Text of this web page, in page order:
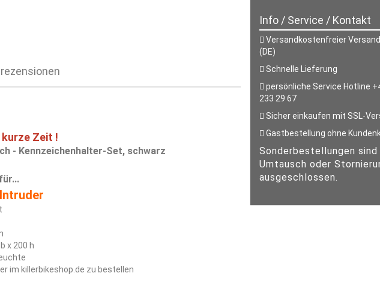
Info / Service / Kontakt
Versandkostenfreier
(DE)
Schnelle Lieferung
persönliche Service Hotline
233 29 67
Sicher einkaufen mit SSL-
Gastbestellung ohne
Sonderbestellungen sind
Umtausch oder
ausgeschlossen.
Zeit !
- Kennzeichenhalter-Set, schwarz
für...
Intruder
x 200 h
im killerbikeshop.de zu bestellen